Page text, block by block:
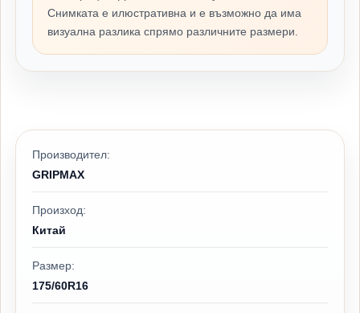
Снимката е илюстративна и е възможно да има
визуална разлика спрямо различните размери.
Производител:
GRIPMAX
Произход:
Китай
Размер:
175/60R16